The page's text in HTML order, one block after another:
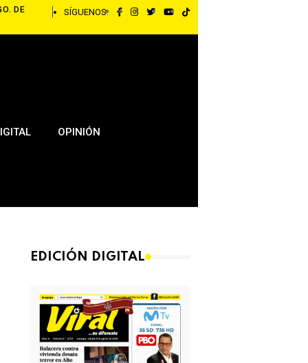
DE
SÍGUENOS:
OPINIÓN
EDICIÓN DIGITAL